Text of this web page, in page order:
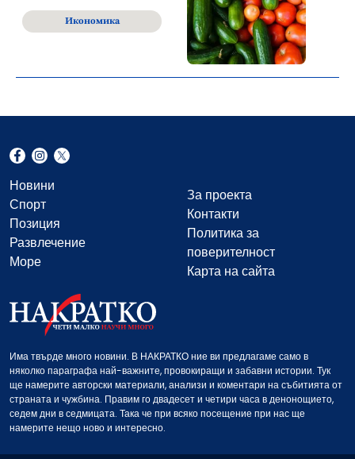
Икономика
Новини
Спорт
Позиция
Развлечение
Море
За проекта
Контакти
Политика за
поверителност
Карта на сайта
Има твърде много новини. В НАКРАТКО ние ви предлагаме само в
няколко параграфа най-важните, провокиращи и забавни истории. Тук
ще намерите авторски материали, анализи и коментари на събитията от
страната и чужбина. Правим го двадесет и четири часа в денонощието,
седем дни в седмицата. Така че при всяко посещение при нас ще
намерите нещо ново и интересно.